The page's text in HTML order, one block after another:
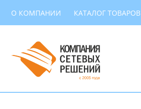
О КОМПАНИИ КАТАЛОГ ТОВАРОВ